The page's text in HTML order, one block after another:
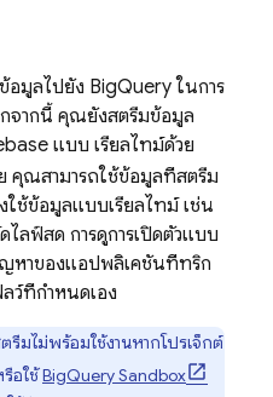
อมูลไปยัง BigQuery ในการ
จากนี้ คุณยังสตรีมข้อมูล
แบบ เรียลไทม์ด้วย
คุณสามารถใช้ข้อมูลที่สตรีม
ใช้ข้อมูลแบบเรียลไทม์ เช่น
ลฟ์สด การดูการเปิดตัวแบบ
หาของแอปพลิเคชันที่ทริก
ลว์ที่กำหนดเอง
รีมไม่พร้อมใช้งานหากโปรเจ็กต์
อใช้BigQuerySandbox